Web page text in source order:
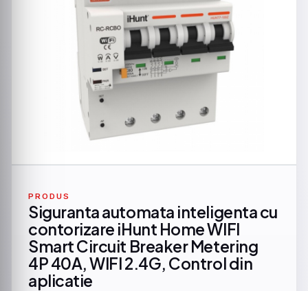
PRODUS
Siguranta automata inteligenta cu
contorizare iHunt Home WIFI
Smart Circuit Breaker Metering
4P 40A, WIFI 2.4G, Control din
aplicatie